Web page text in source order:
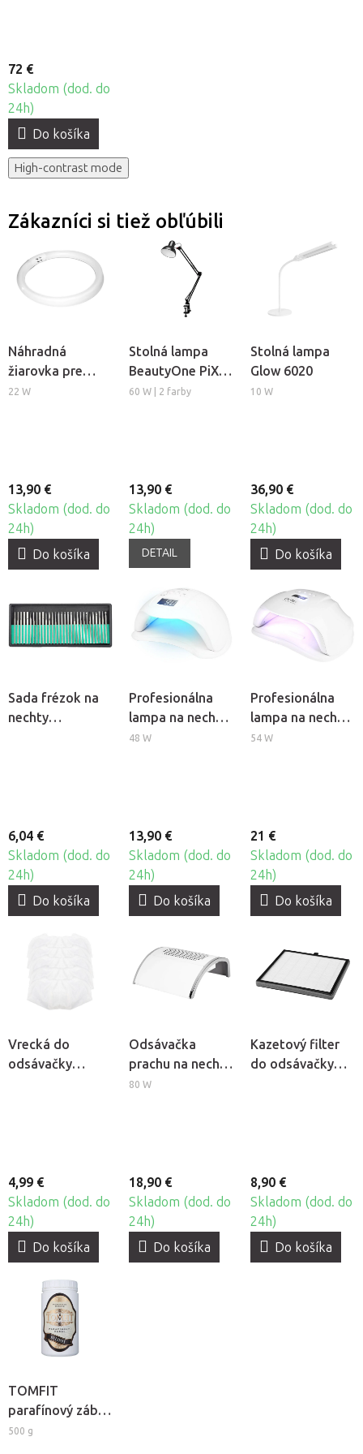
72 €
Skladom (dod. do
24h)
Do košíka
High-contrast mode
Zákazníci si tiež obľúbili
Náhradná
žiarovka pre
kozmetickú
22 W
13,90 €
Skladom (dod. do
24h)
Do košíka
Stolná lampa
BeautyOne PiX
314
60 W | 2 farby
13,90 €
Skladom (dod. do
24h)
DETAIL
Stolná lampa
Glow 6020
10 W
36,90 €
Skladom (dod. do
24h)
Do košíka
Sada frézok na
nechty
6,04 €
Skladom (dod. do
24h)
Do košíka
Profesionálna
lampa na nechty
BeautyOne UV
48 W
13,90 €
Skladom (dod. do
24h)
Do košíka
Profesionálna
lampa na nechty
BeautyOne UV
54 W
21 €
Skladom (dod. do
24h)
Do košíka
Vrecká do
odsávačky
4,99 €
Skladom (dod. do
24h)
Do košíka
Odsávačka
prachu na nechty
Momo Basic 383
80 W
18,90 €
Skladom (dod. do
24h)
Do košíka
Kazetový filter
do odsávačky
8,90 €
Skladom (dod. do
24h)
Do košíka
TOMFIT
parafínový zábal
- bylinný
500 g